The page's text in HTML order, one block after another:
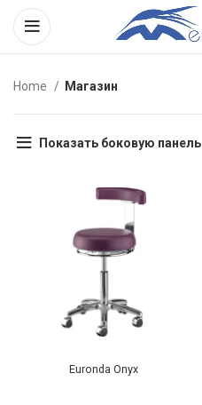
Home Магазин
Показать боковую панель
Euronda Onyx